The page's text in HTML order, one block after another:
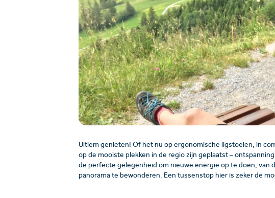
Ultiem genieten! Of het nu op ergonomische ligstoelen, in
op de mooiste plekken in de regio zijn geplaatst –
de perfecte gelegenheid om nieuwe energie op te doen, van
panorama te bewonderen. Een tussenstop hier is zeker de